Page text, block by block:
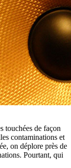
touchées de façon
contaminations et
on déplore près de
Pourtant, qui